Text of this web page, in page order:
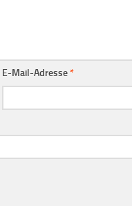
E-Mail-Adresse*